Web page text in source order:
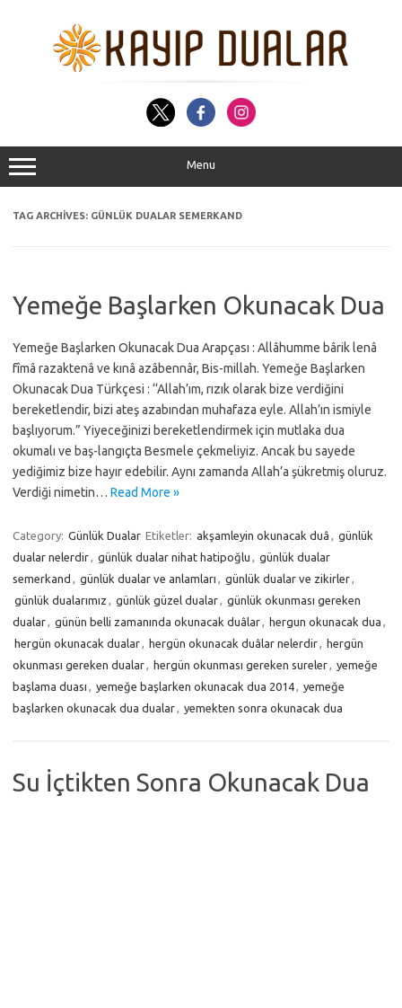
Menu
TAG ARCHIVES: GÜNLÜK DUALAR SEMERKAND
Yemeğe Başlarken Okunacak Dua
Yemeğe Başlarken Okunacak Dua Arapçası : Allâhumme bârik lenâ
fîmâ razaktenâ ve kınâ azâbennâr, Bis-millah. Yemeğe Başlarken
Okunacak Dua Türkçesi : ‘‘Allah’ım, rızık olarak bize verdiğini
bereketlendir, bizi ateş azabından muhafaza eyle. Allah’ın ismiyle
başlıyorum.” Yiyeceğinizi bereketlendirmek için mutlaka dua
okumalı ve baş-langıçta Besmele çekmeliyiz. Ancak bu sayede
yediğimiz bize hayır edebilir. Aynı zamanda Allah’a şükretmiş oluruz.
Verdiği nimetin… Read More »
Category: Günlük Dualar Etiketler: akşamleyin okunacak duâ , günlük
dualar nelerdir, günlük dualar nihat hatipoğlu , günlük dualar
semerkand , günlük dualar ve anlamları , günlük dualar ve zikirler,
günlük dualarımız , günlük güzel dualar, günlük okunması gereken
dualar, günün belli zamanında okunacak duâlar, hergun okunacak dua ,
hergün okunacak dualar, hergün okunacak duâlar nelerdir, hergün
okunması gereken dualar, hergün okunması gereken sureler, yemeğe
başlama duası , yemeğe başlarken okunacak dua 2014, yemeğe
başlarken okunacak dua dualar, yemekten sonra okunacak dua
Su İçtikten Sonra Okunacak Dua